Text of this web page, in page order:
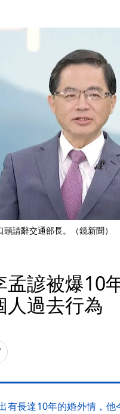
請辭交通部長。（鏡新聞）
孟諺被爆
人過去行為
有長達10年的婚外情，